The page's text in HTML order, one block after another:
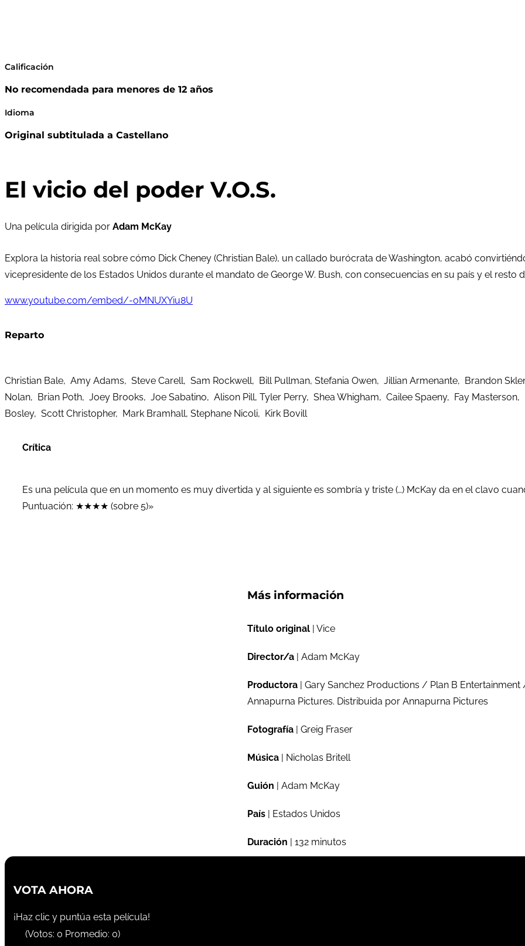
Calificación
No recomendada para menores de 12 años
Idioma
Original subtitulada a Castellano
El vicio del poder V.O.S.
Una película dirigida por Adam McKay
Explora la historia real sobre cómo Dick Cheney (Christian Bale), un callado burócrata de Washington, acabó
vicepresidente de los Estados Unidos durante el mandato de George W. Bush, con consecuencias en su país y el resto
www.youtube.com/embed/-oMNUXYiu8U
Reparto
Christian Bale, Amy Adams, Steve Carell, Sam Rockwell, Bill Pullman, Stefania Owen, Jillian Armenante, Brandon
Nolan, Brian Poth, Joey Brooks, Joe Sabatino, Alison Pill, Tyler Perry, Shea Whigham, Cailee Spaeny, Fay
Bosley, Scott Christopher, Mark Bramhall, Stephane Nicoli, Kirk Bovill
Crítica
Es una película que en un momento es muy divertida y al siguiente es sombría y triste (…) McKay da en el clavo
Puntuación: ★★★★ (sobre 5)»
Más información
Título original | Vice
Director/a | Adam McKay
Productora | Gary Sanchez Productions / Plan B Entertainment
Annapurna Pictures. Distribuida por Annapurna Pictures
Fotografía | Greig Fraser
Música | Nicholas Britell
Guión | Adam McKay
País | Estados Unidos
Duración | 132 minutos
VOTA AHORA
¡Haz clic y puntúa esta película!
(Votos: 0 Promedio: 0)